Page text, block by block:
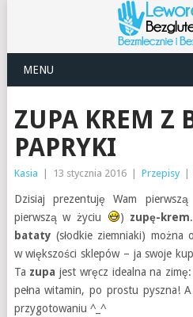
MENU
ZUPA KREM Z
PAPRYKI
Kasia 13 stycznia 2016 Przepisy
Dzisiaj prezentuję Wam
pierwszą w życiu
) zupę-krem
bataty (słodkie ziemniaki) można
w większości sklepów – ja swoje
Ta zupa jest wręcz idealna na
pełna witamin, po prostu pyszna!
przygotowaniu ^_^